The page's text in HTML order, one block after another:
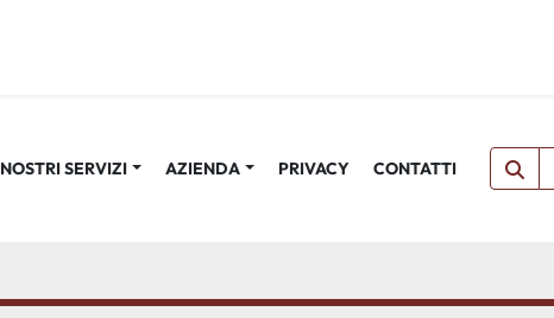
I NOSTRI SERVIZI AZIENDA PRIVACY CONTATTI